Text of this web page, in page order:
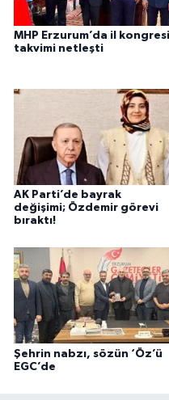
MHP Erzurum’da il kongresi
takvimi netleşti
AK Parti’de bayrak
değişimi; Özdemir görevi
bıraktı!
Şehrin nabzı, sözün ‘Öz’ü
EGC’de